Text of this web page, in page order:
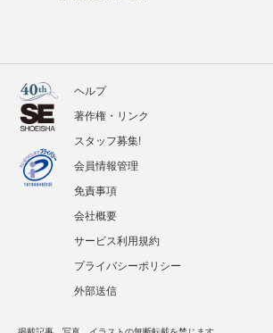
ヘルプ
著作権・リンク
スタッフ募集!
会員情報管理
免責事項
会社概要
サービス利用規約
プライバシーポリシー
外部送信